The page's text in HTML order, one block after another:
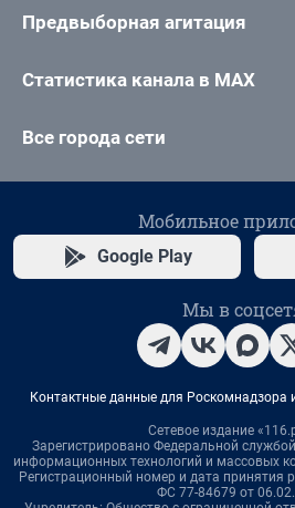
Предвыборная агитация
Статистика канала в MAX
Все города сети
Мобильное
Google Play
Мы в
Контактные данные для Роскомнадзора
Сетевое издание
Зарегистрировано Федеральной
информационных технологий и массовых
Регистрационный номер и дата принятия
ФС 77-84679 от